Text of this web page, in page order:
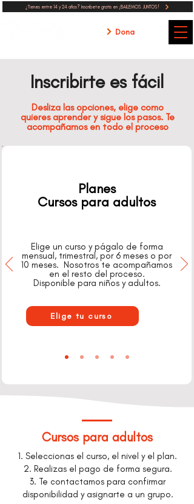
¿Tienes entre 14 y 24 años? Inscribete gratis en ¡BAILEMOS JUNTOS!
Dona
Inscribirte es fácil
Desliza las opciones, elige como
quieres aprender y sigue los pasos. Te
acompañamos en todo el proceso
Planes
Cursos para adultos
Elige un curso y págalo de forma
mensual, trimestral, por 6 meses o por
10 meses. Nosotros te acompañamos
en el resto del proceso.
Disponible para niños y adultos.
Elige tu curso
Cursos para adultos
1. Seleccionas el curso, el nivel y el plan.
2. Realizas el pago de forma segura.
3. Te contactamos para confirmar
disponibilidad y asignarte a un grupo.